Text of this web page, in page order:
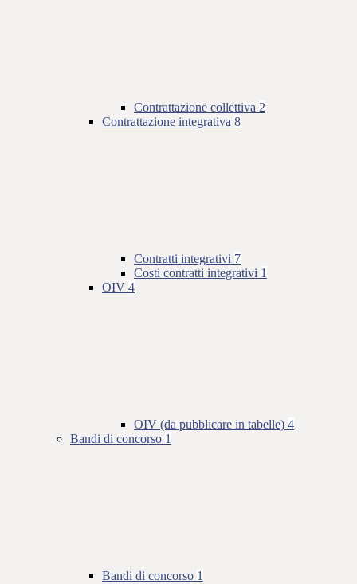
Contrattazione collettiva 2
Contrattazione integrativa 8
Contratti integrativi 7
Costi contratti integrativi 1
OIV 4
OIV (da pubblicare in tabelle) 4
Bandi di concorso 1
Bandi di concorso 1